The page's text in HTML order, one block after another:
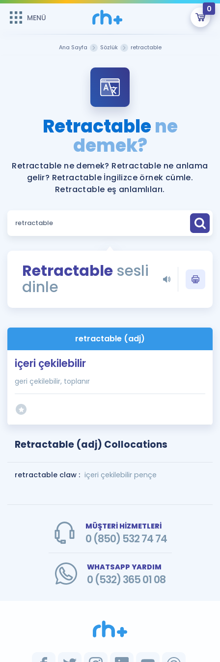
MENÜ
0
Şifremi Hatırlamıyorum
Sepetin Şu An Boş.
Remzi Hoca ile seni sınava hazırlayacak onlarca eğitim seni
bekliyor!
MENÜ
Katılımcı Görüşleri
Faydalı Araçlar
Ücretsiz Kaynaklar
ÖSYM Sınav Takvimi
Kampanyalar
İngilizce Gramer
İngilizce Gramer
Ana Sayfa Sözlük retractable
Retractablene
demek?
Retractable ne demek? Retractable ne anlama
gelir? Retractable İngilizce örnek cümle.
Retractable eş anlamlıları.
Retractable sesli
dinle
retractable (adj)
içeri çekilebilir
geri çekilebilir, toplanır
Retractable (adj) Collocations
retractable claw : içeri çekilebilir pençe
MÜŞTERİ HİZMETLERİ
0 (850) 532 74 74
WHATSAPP YARDIM
0 (532) 365 01 08